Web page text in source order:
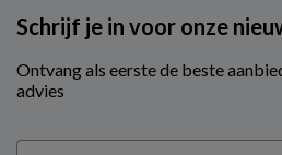
Schrijf je in voor onze
Ontvang als eerste de beste
advies
Email